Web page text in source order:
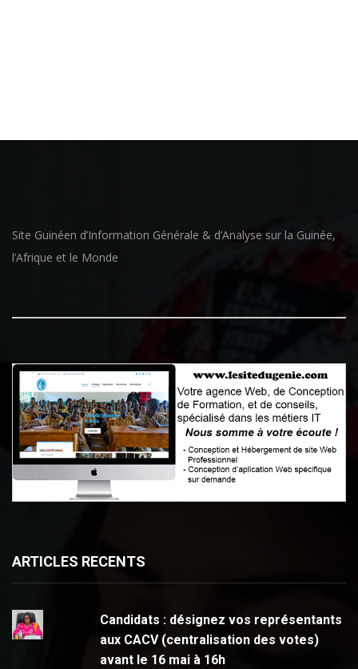
Site Guinéen d’Information Générale & d’Analyse sur la Guinée,
l’Afrique et le Monde
ARTICLES RECENTS
Candidats : désignez vos représentants
aux CACV (centralisation des votes)
avant le 16 mai à 16h